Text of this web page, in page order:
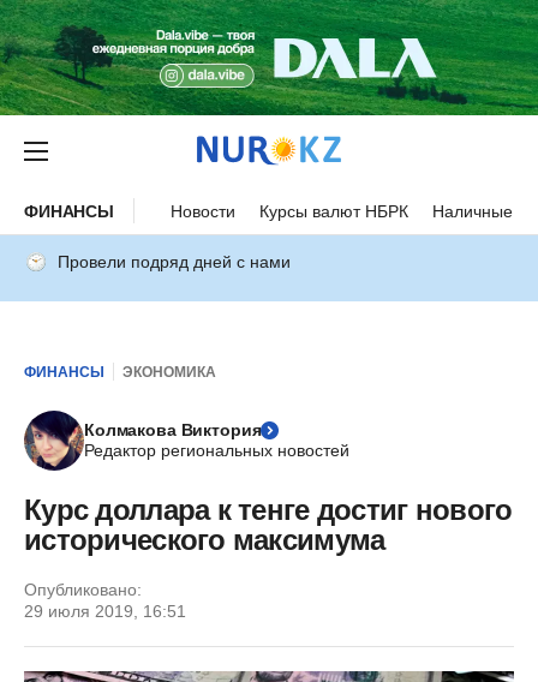
ФИНАНСЫ Новости Курсы валют НБРК Наличные
Провели подряд дней с нами
ФИНАНСЫ ЭКОНОМИКА
Колмакова Виктория
Редактор региональных новостей
Курс доллара к тенге достиг нового
исторического максимума
Опубликовано:
29 июля 2019, 16:51